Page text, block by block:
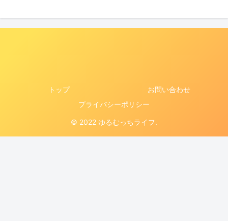
トップ
お問い合わせ
プライバシーポリシー
© 2022 ゆるむっちライフ.